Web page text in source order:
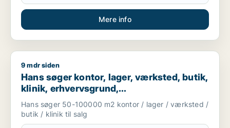
Mere info
Hans søger kontor, lager, værksted, butik, klinik,
9 mdr siden
Hans søger kontor, lager, værksted, butik,
klinik, erhvervsgrund,
boligudlejningsejendom, hotel,
produktionslokaler eller garage til salg i
Region Sjælland
Hans søger 50-100000 m2 kontor / lager / værksted /
butik / klinik til salg